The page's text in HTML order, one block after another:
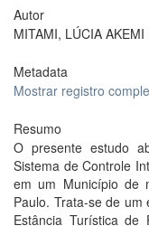
Autor
MITAMI, LÚCIA AKEMI
Metadata
Mostrar registro
Resumo
O presente estudo
Sistema de Controle
em um Município de
Paulo. Trata-se de
Estância Turística de